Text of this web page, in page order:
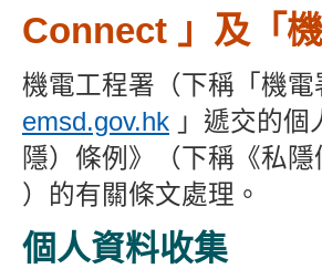
Connect 」及「
機電工程署（下稱「 機電
emsd.gov.hk 」遞交的
隱）條例》（下稱《私
）的有關條文處理。
個人資料收集